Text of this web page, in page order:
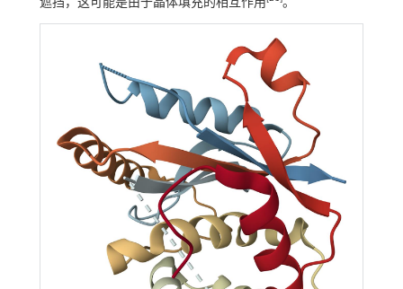
遮挡，这可能是由于晶体填充的相互作用
。